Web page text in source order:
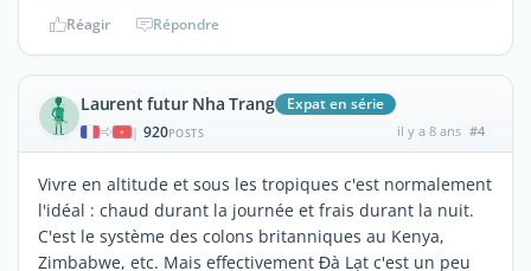
Réagir Répondre
Laurent futur Nha Trang Expat en série
| 920POSTS il y a 8 ans #4
Vivre en altitude et sous les tropiques c'est normalement
l'idéal : chaud durant la journée et frais durant la nuit.
C'est le système des colons britanniques au Kenya,
Zimbabwe, etc. Mais effectivement Đà Lạt c'est un peu